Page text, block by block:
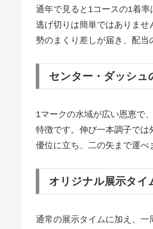
通年で見ると1コースの1着
逃げ切りは簡単ではありま
勢のまくり差しが届き、配当
センター・ダッシュ
1マークの水域が広い恩恵で
特徴です。伸び一本調子で
優位に立ち、二の矢まで運べ
オリジナル展示タイ
通常の展示タイムに加え、